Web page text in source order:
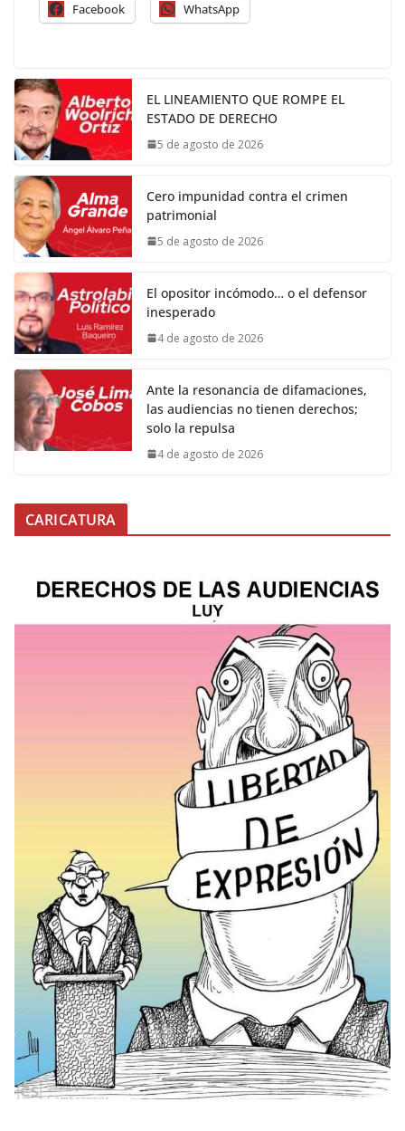
Facebook WhatsApp
EL LINEAMIENTO QUE ROMPE EL
ESTADO DE DERECHO
5 de agosto de 2026
Cero impunidad contra el crimen
patrimonial
5 de agosto de 2026
El opositor incómodo… o el defensor
inesperado
4 de agosto de 2026
Ante la resonancia de difamaciones,
las audiencias no tienen derechos;
solo la repulsa
4 de agosto de 2026
CARICATURA